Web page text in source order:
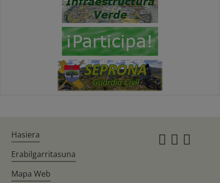
Hasiera
Erabilgarritasuna
Mapa Web